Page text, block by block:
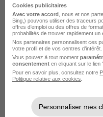
Stage Pau Hospitalier
Stage Garches
Voir plus
Les offres de stage par
Cookies publicitaires
Avec votre accord , nous et nos
Bing,) pouvons utiliser des traceurs
offres d’emploi ou des offres de
probabilités de trouver rapidement un
Nos partenaires personnalisent ces
votre profil et de vos centres d’intérêt.
Vous pouvez à tout moment
consentement en cliquant sur le lien
Pour en savoir plus, consultez notre
Politique relative aux cookies
Personnaliser mes